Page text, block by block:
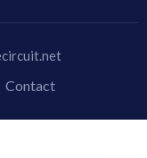
Contact